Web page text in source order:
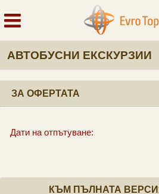
АВТОБУСНИ ЕКСКУРЗИИ
ЗА ОФЕРТАТА
Дати на отпътуване:
КЪМ ПЪЛНАТА